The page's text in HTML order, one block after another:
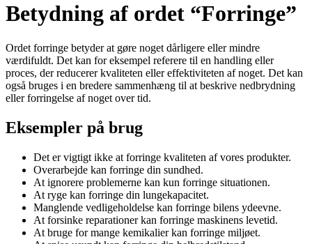
Betydning af ordet “Forringe”
Ordet forringe betyder at gøre noget dårligere eller mindre
værdifuldt. Det kan for eksempel referere til en handling eller
proces, der reducerer kvaliteten eller effektiviteten af noget. Det kan
også bruges i en bredere sammenhæng til at beskrive nedbrydning
eller forringelse af noget over tid.
Eksempler på brug
Det er vigtigt ikke at forringe kvaliteten af vores produkter.
Overarbejde kan forringe din sundhed.
At ignorere problemerne kan kun forringe situationen.
At ryge kan forringe din lungekapacitet.
Manglende vedligeholdelse kan forringe bilens ydeevne.
At forsinke reparationer kan forringe maskinens levetid.
At bruge for mange kemikalier kan forringe miljøet.